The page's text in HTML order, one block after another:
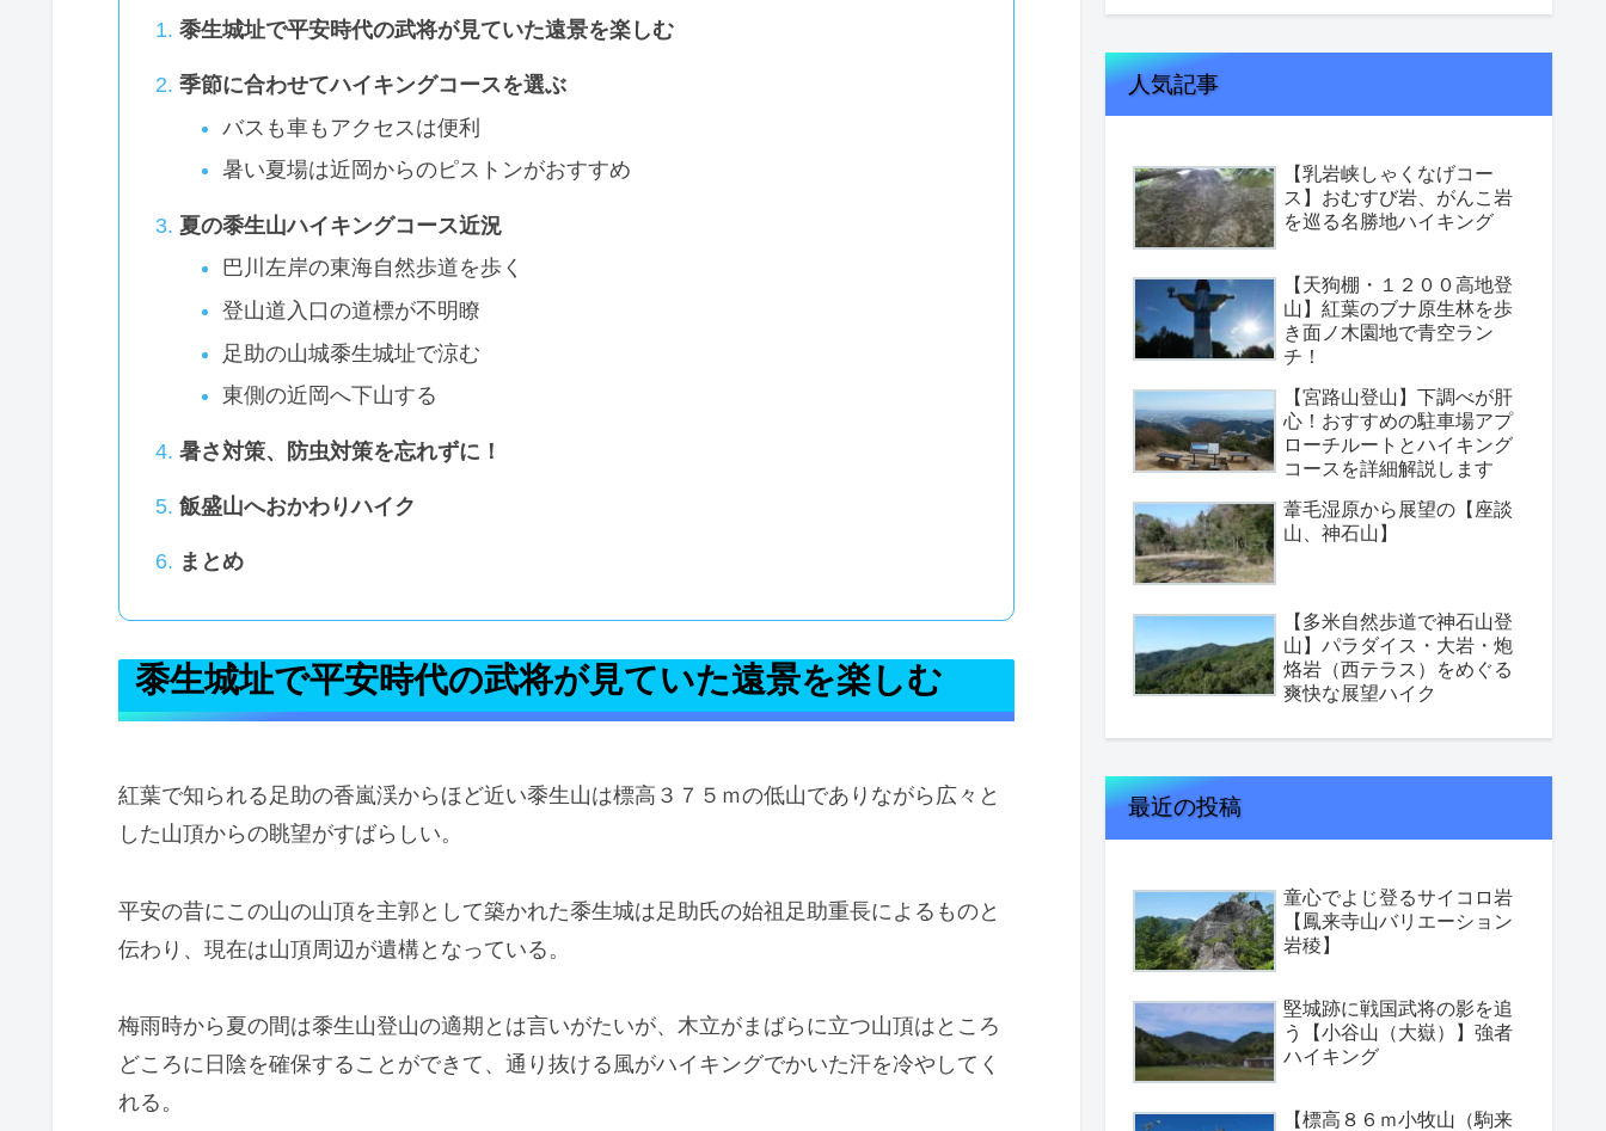
黍生城址で平安時代の武将が見ていた遠景を楽しむ
季節に合わせてハイキングコースを選ぶ
バスも車もアクセスは便利
暑い夏場は近岡からのピストンがおすすめ
夏の黍生山ハイキングコース近況
巴川左岸の東海自然歩道を歩く
登山道入口の道標が不明瞭
足助の山城黍生城址で涼む
東側の近岡へ下山する
暑さ対策、防虫対策を忘れずに！
飯盛山へおかわりハイク
まとめ
黍生城址で平安時代の武将が見ていた遠景を楽しむ
紅葉で知られる足助の香嵐渓からほど近い黍生山は標高３７５ｍの低山でありながら広々と
した山頂からの眺望がすばらしい。
平安の昔にこの山の山頂を主郭として築かれた黍生城は足助氏の始祖足助重長によるものと
伝わり、現在は山頂周辺が遺構となっている。
梅雨時から夏の間は黍生山登山の適期とは言いがたいが、木立がまばらに立つ山頂はところ
どころに日陰を確保することができて、通り抜ける風がハイキングでかいた汗を冷やしてく
れる。
人気記事
【乳岩峡しゃくなげコー
ス】おむすび岩、がんこ岩
を巡る名勝地ハイキング
【天狗棚・１２００高地登
山】紅葉のブナ原生林を歩
き面ノ木園地で青空ラン
チ！
【宮路山登山】下調べが肝
心！おすすめの駐車場アプ
ローチルートとハイキング
コースを詳細解説します
葦毛湿原から展望の【座談
山、神石山】
【多米自然歩道で神石山登
山】パラダイス・大岩・炮
烙岩（西テラス）をめぐる
爽快な展望ハイク
最近の投稿
童心でよじ登るサイコロ岩
【鳳来寺山バリエーション
岩稜】
堅城跡に戦国武将の影を追
う【小谷山（大嶽）】強者
ハイキング
【標高８６ｍ小牧山（駒来